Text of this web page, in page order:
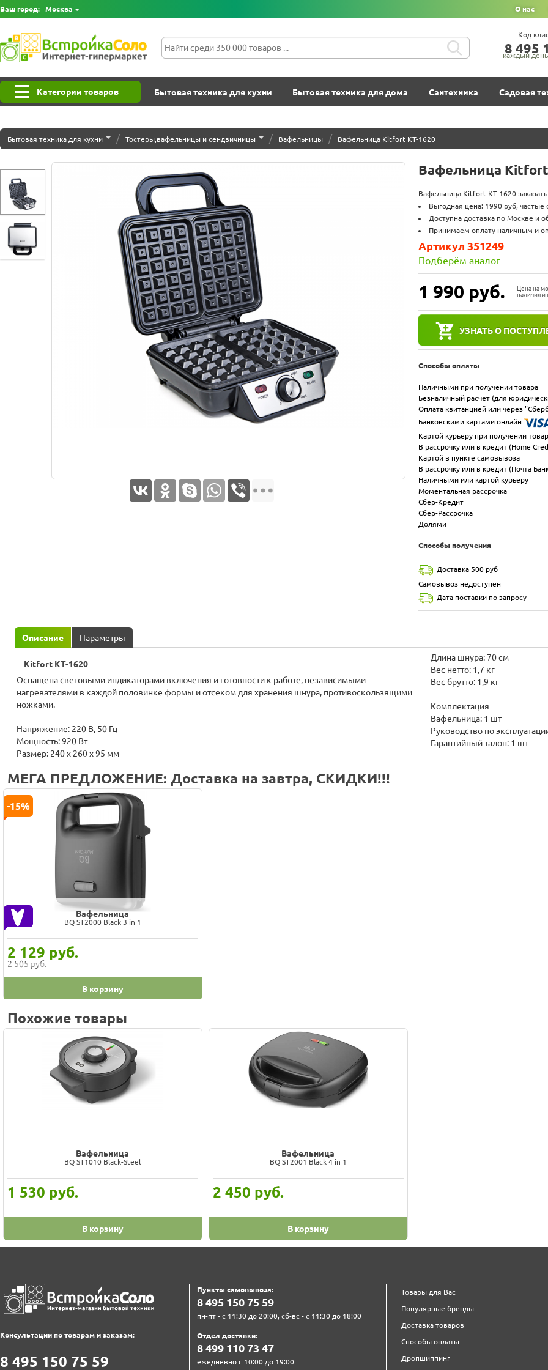
Ваш город: Москва О нас
8‍ 4‍9‍5‍
каждый
Код
Категории товаров Бытовая техника для кухни Бытовая техника для дома Сантехника Садовая
Бытовая техника для кухни / Тостеры,вафельницы и сендвичницы / Вафельницы / Вафельница Kitfort КТ-1620
Вафельница
Вафельница Kitfort КТ-1620
Выгодная цена: 1990 руб, частые
Доступна доставка по Москве и
Принимаем оплату наличным и
1 990 руб.
Цена на
наличия и
УЗНАТЬ О
Артикул 351249
Подберём аналог
Способы оплаты
Наличными при получении товара
Безналичный расчет (для
Оплата квитанцией или через
Банковскими картами онлайн
Картой курьеру при получении
В рассрочку или в кредит (Home
Картой в пункте самовывоза
В рассрочку или в кредит (Почта
Наличными или картой курьеру
Моментальная рассрочка
Сбер-Кредит
Сбер-Рассрочка
Долями
Способы получения
Доставка 500 руб
Самовывоз недоступен
Дата поставки по запросу
Описание Параметры
Kitfort КТ-1620
Оснащена световыми индикаторами включения и готовности к работе, независимыми
нагревателями в каждой половинке формы и отсеком для хранения шнура, противоскользящими
ножками.
Напряжение: 220 В, 50 Гц
Мощность: 920 Вт
Размер: 240 х 260 x 95 мм
Длина шнура: 70 см
Вес нетто: 1,7 кг
Вес брутто: 1,9 кг
Комплектация
Вафельница: 1 шт
Руководство по
Гарантийный талон: 1 шт
МЕГА ПРЕДЛОЖЕНИЕ: Доставка на завтра, СКИДКИ!!!
Вафельница
BQ ST2000 Black 3 in 1
2 129 руб.
2 505 руб.
-15%
В корзину
Похожие товары
Вафельница
BQ ST1010 Black-Steel
1 530 руб.
В корзину
Вафельница
BQ ST2001 Black 4 in 1
2 450 руб.
В корзину
Консультации по товарам и заказам:
8‍ 4‍9‍5‍ 1‍5‍0‍ 7‍5‍ 5‍9‍
Пункты самовывоза:
8‍ 4‍9‍5‍ 1‍5‍0‍ 7‍5‍ 5‍9‍
пн-пт - с 11:30 до 20:00, сб-вс - с 11:30 до 18:00
Отдел доставки:
8‍ 4‍9‍9‍ 1‍1‍0‍ 7‍3‍ 4‍7‍
ежедневно с 10:00 до 19:00
Товары для Вас
Популярные бренды
Доставка товаров
Способы оплаты
Дропшиппинг